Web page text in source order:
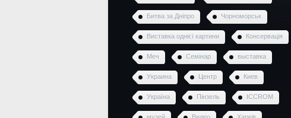
Битва за Дніпро Чорноморськ
Виставка однієї картини Консервація
Меч Семінар выставка
Украина Центр Киев
Україна Пінзель ICCROM